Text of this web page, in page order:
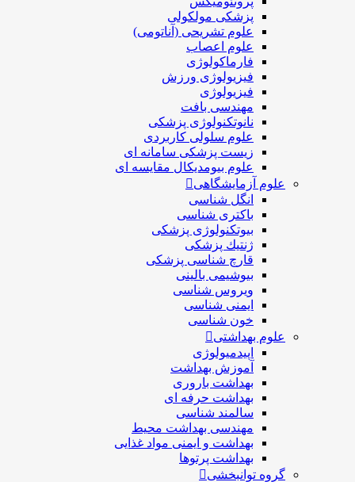
پزشکی مولکولی
علوم تشریحی (آناتومی)
علوم اعصاب
فارماکولوژی
فیزیولوژی ورزش
فیزیولوژی
مهندسی بافت
نانوتکنولوژی پزشکی
علوم سلولی کاربردی
زیست پزشکی سامانه ای
علوم بیومدیکال مقایسه ای
علوم آزمایشگاهی
انگل شناسی
باکتری شناسی
بیوتکنولوژی پزشکی
ژنتيك پزشکی
قارچ شناسی پزشكی
بیوشیمی بالینی
ویروس شناسی
ایمنی شناسی
خون شناسی
علوم بهداشتی
اپیدمیولوژی
آموزش بهداشت
بهداشت باروری
بهداشت حرفه ای
سالمند شناسی
مهندسی بهداشت محيط
بهداشت و ایمنی مواد غذایی
بهداشت پرتوها
گروه توانبخشی